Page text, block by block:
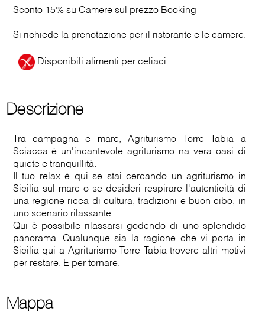
Sconto 15% su Camere sul prezzo Booking
Si richiede la prenotazione per il ristorante e le camere.
Disponibili alimenti per celiaci
Descrizione
Tra campagna e mare, Agriturismo Torre Tabia a
Sciacca è un'incantevole agriturismo na vera oasi di
quiete e tranquillità.
Il tuo relax è qui se stai cercando un agriturismo in
Sicilia sul mare o se desideri respirare l'autenticità di
una regione ricca di cultura, tradizioni e buon cibo, in
uno scenario rilassante.
Qui è possibile rilassarsi godendo di uno splendido
panorama. Qualunque sia la ragione che vi porta in
Sicilia qui a Agriturismo Torre Tabia trovere altri motivi
per restare. E per tornare.
Mappa